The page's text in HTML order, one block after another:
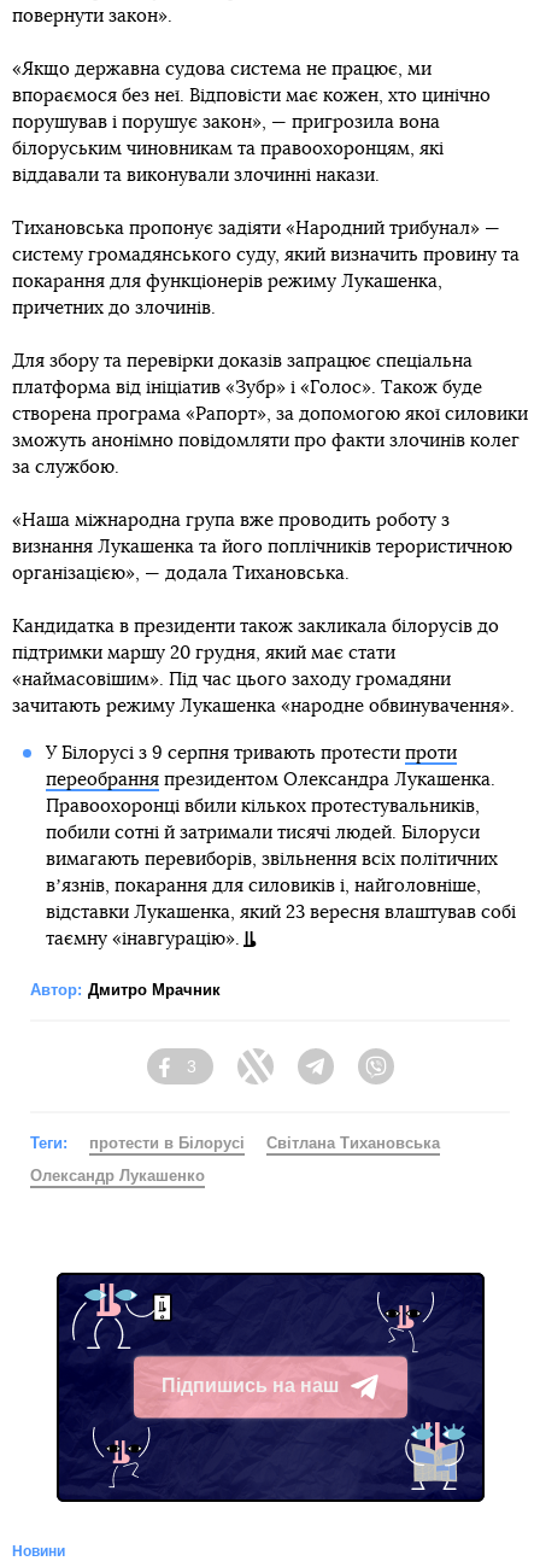
повернути закон».
«Якщо державна судова система не працює, ми
впораємося без неї. Відповісти має кожен, хто цинічно
порушував і порушує закон», — пригрозила вона
білоруським чиновникам та правоохоронцям, які
віддавали та виконували злочинні накази.
Тихановська пропонує задіяти «Народний трибунал» —
систему громадянського суду, який визначить провину та
покарання для функціонерів режиму Лукашенка,
причетних до злочинів.
Для збору та перевірки доказів запрацює спеціальна
платформа від ініціатив «Зубр» і «Голос». Також буде
створена програма «Рапорт», за допомогою якої силовики
зможуть анонімно повідомляти про факти злочинів колег
за службою.
«Наша міжнародна група вже проводить роботу з
визнання Лукашенка та його поплічників терористичною
організацією», — додала Тихановська.
Кандидатка в президенти також закликала білорусів до
підтримки маршу 20 грудня, який має стати
«наймасовішим». Під час цього заходу громадяни
зачитають режиму Лукашенка «народне обвинувачення».
У Білорусі з 9 серпня тривають протести проти
переобранняпрезидентом Олександра Лукашенка.
Правоохоронці вбили кількох протестувальників,
побили сотні й затримали тисячі людей. Білоруси
вимагають перевиборів, звільнення всіх політичних
вʼязнів, покарання для силовиків і, найголовніше,
відставки Лукашенка, який 23 вересня влаштував собі
таємну «інавгурацію».
Автор: Дмитро Мрачник
Facebook
3
Twitter TelegramViber
Теги: протести в Білорусі
Світлана Тихановська
Олександр Лукашенко
Підпишись на наш
Telegram
Новини